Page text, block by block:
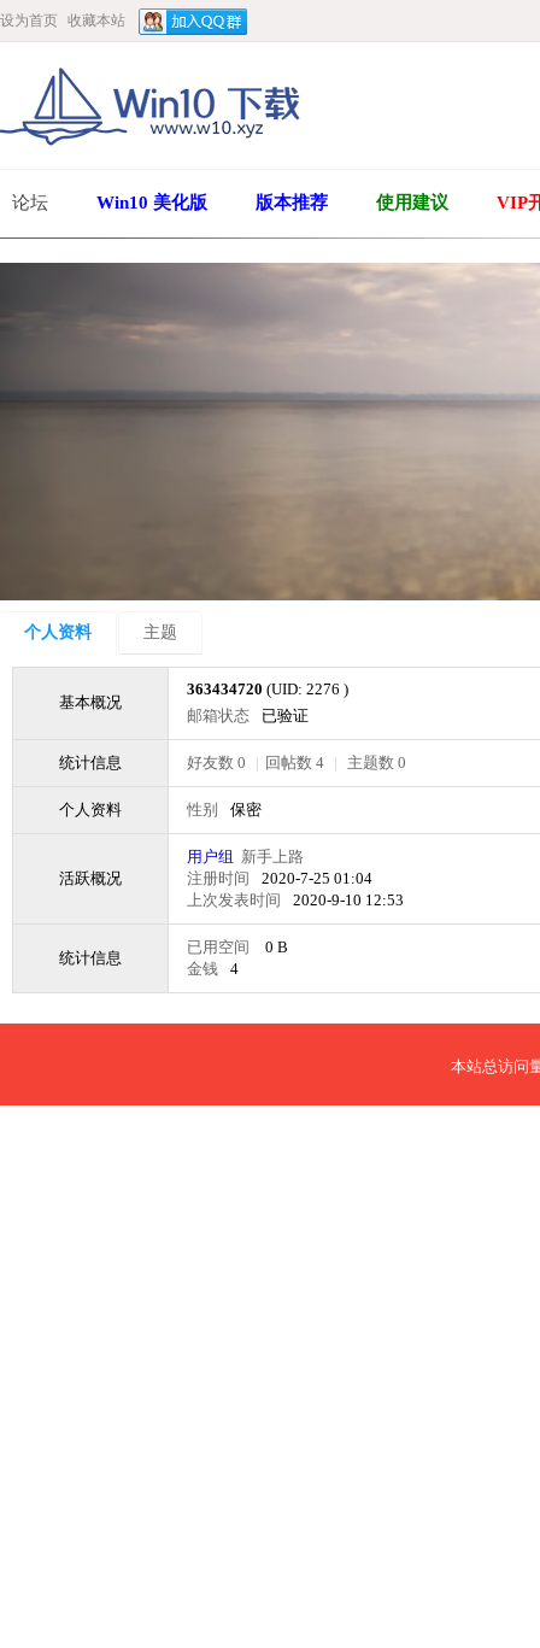
设为首页 收藏本站
论坛 Win10 美化版 版本推荐 使用建议 VIP
个人资料 主题
基本概况
363434720 (UID: 2276 )
邮箱状态
已验证
统计信息 好友数 0 | 回帖数 4 | 主题数 0
个人资料 性别 保密
活跃概况
用户组 新手上路
注册时间
2020-7-25 01:04
上次发表时间
2020-9-10 12:53
统计信息
已用空间
0 B
金钱
4
本站总访问